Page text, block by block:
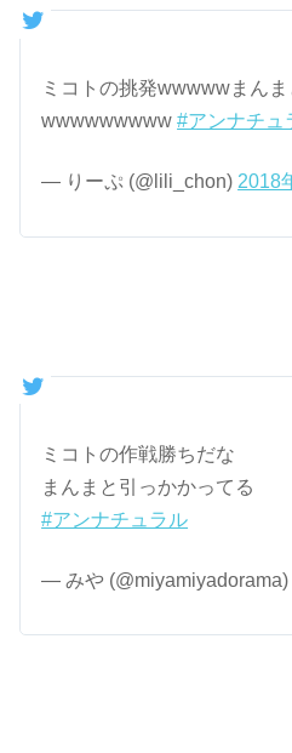
ミコトの挑発wwwwwまん
wwwwwwwww#アンナチュ
— りーぷ (@lili_chon) 2018
ミコトの作戦勝ちだな
まんまと引っかかってる
#アンナチュラル
— みや (@miyamiyadorama)